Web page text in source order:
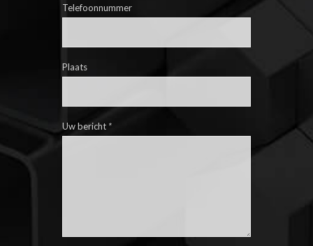
Telefoonnummer
Plaats
Uw bericht *